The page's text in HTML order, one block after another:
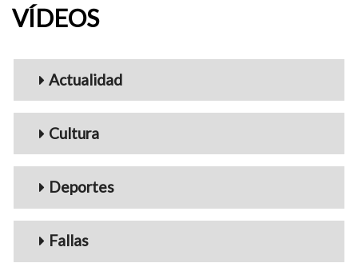
VÍDEOS
Menu_Videos
Actualidad
Cultura
Deportes
Fallas